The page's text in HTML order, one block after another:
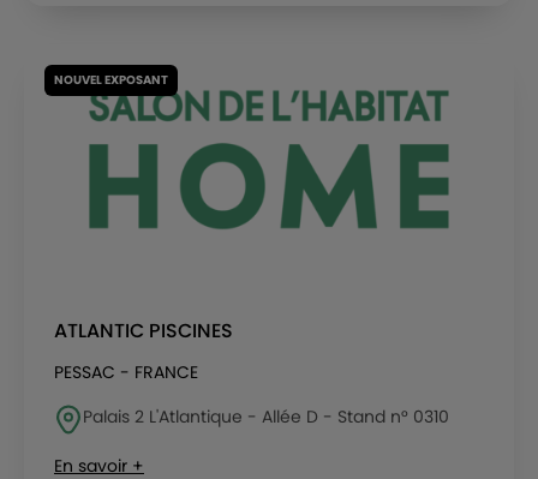
NOUVEL EXPOSANT
ATLANTIC PISCINES
PESSAC - FRANCE
Palais 2 L'Atlantique - Allée D - Stand n° 0310
En savoir +